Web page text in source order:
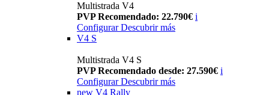
Multistrada V4
PVP Recomendado: 22.790€ i
Configurar Descubrir más
V4 S
Multistrada V4 S
PVP Recomendado desde: 27.590€ i
Configurar Descubrir más
new V4 Rally